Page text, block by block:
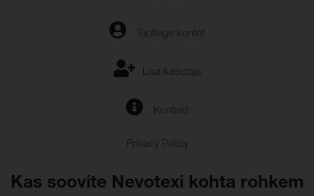
Taotlege kontot
Lisa kasutaja
Kontakt
Privacy Policy
Kas soovite Nevotexi kohta rohkem